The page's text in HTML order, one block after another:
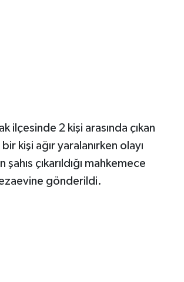
ilçesinde 2 kişi arasında çıkan
kişi ağır yaralanırken olayı
çıkarıldığı mahkemece
gönderildi.